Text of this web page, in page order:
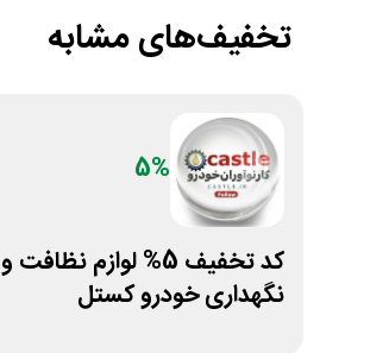
تخفیف‌های مشابه
5%
کد تخفیف 5% لوازم نظافت و
نگهداری خودرو کستل